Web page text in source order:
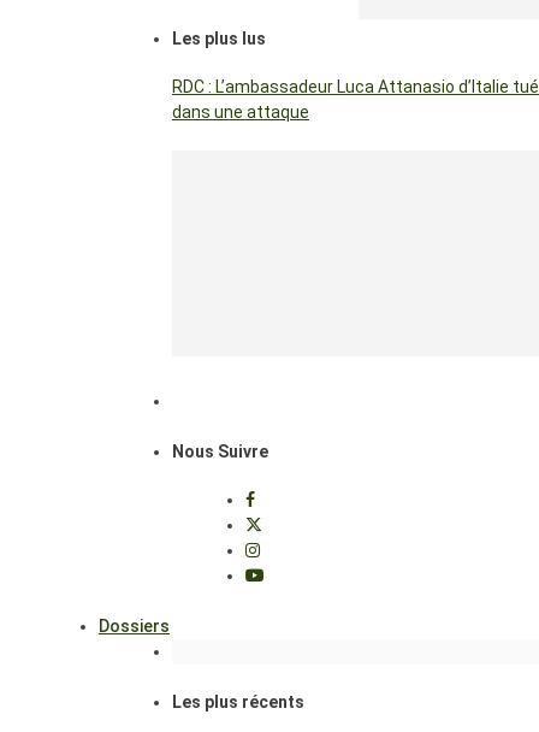
Les plus lus
RDC : L’ambassadeur Luca Attanasio d’Italie tué
dans une attaque
Nous Suivre
Dossiers
Les plus récents